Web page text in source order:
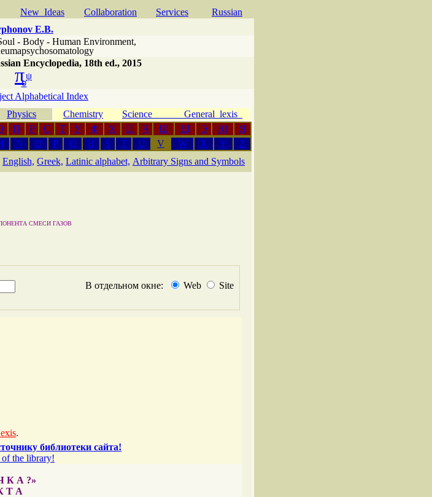
New Ideas Сollaboration Services
Russian
E.B.
- Body - Human Environment,
Encyclopedia, 18th ed., 2015
πψ
σ
Alphabetical Index
Physics Chemistry
Science General lexis
П Р С Т У Ф Х Ц Ч Ш Щ Э Ю
Я
N O P Q R S T U V W X Y Z
English, Greek, Latinic alphabet, Arbitrary Signs and Symbols
СМЕСИ ГАЗОВ
В отдельном окне: Web Site
.
библиотеки сайта!
of the library!
А ?»
Т А